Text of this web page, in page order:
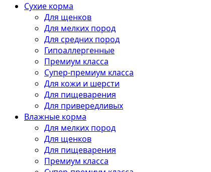
Сухие корма
Для щенков
Для мелких пород
Для средних пород
Гипоаллергенные
Премиум класса
Супер-премиум класса
Для кожи и шерсти
Для пищеварения
Для привередливых
Влажные корма
Для мелких пород
Для щенков
Для пищеварения
Премиум класса